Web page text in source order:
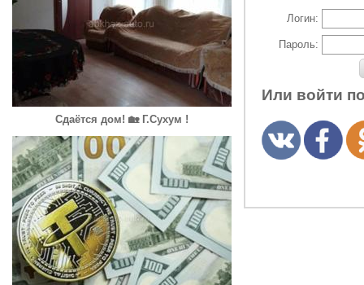
Сдаётся дом! 🏡 Г.Сухум !
Логин:
Пароль:
Или войти